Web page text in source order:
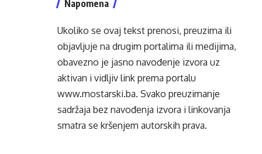
Napomena
Ukoliko se ovaj tekst prenosi, preuzima ili
objavljuje na drugim portalima ili medijima,
obavezno je jasno navođenje izvora uz
aktivan i vidljiv link prema portalu
www.mostarski.ba. Svako preuzimanje
sadržaja bez navođenja izvora i linkovanja
smatra se kršenjem autorskih prava.